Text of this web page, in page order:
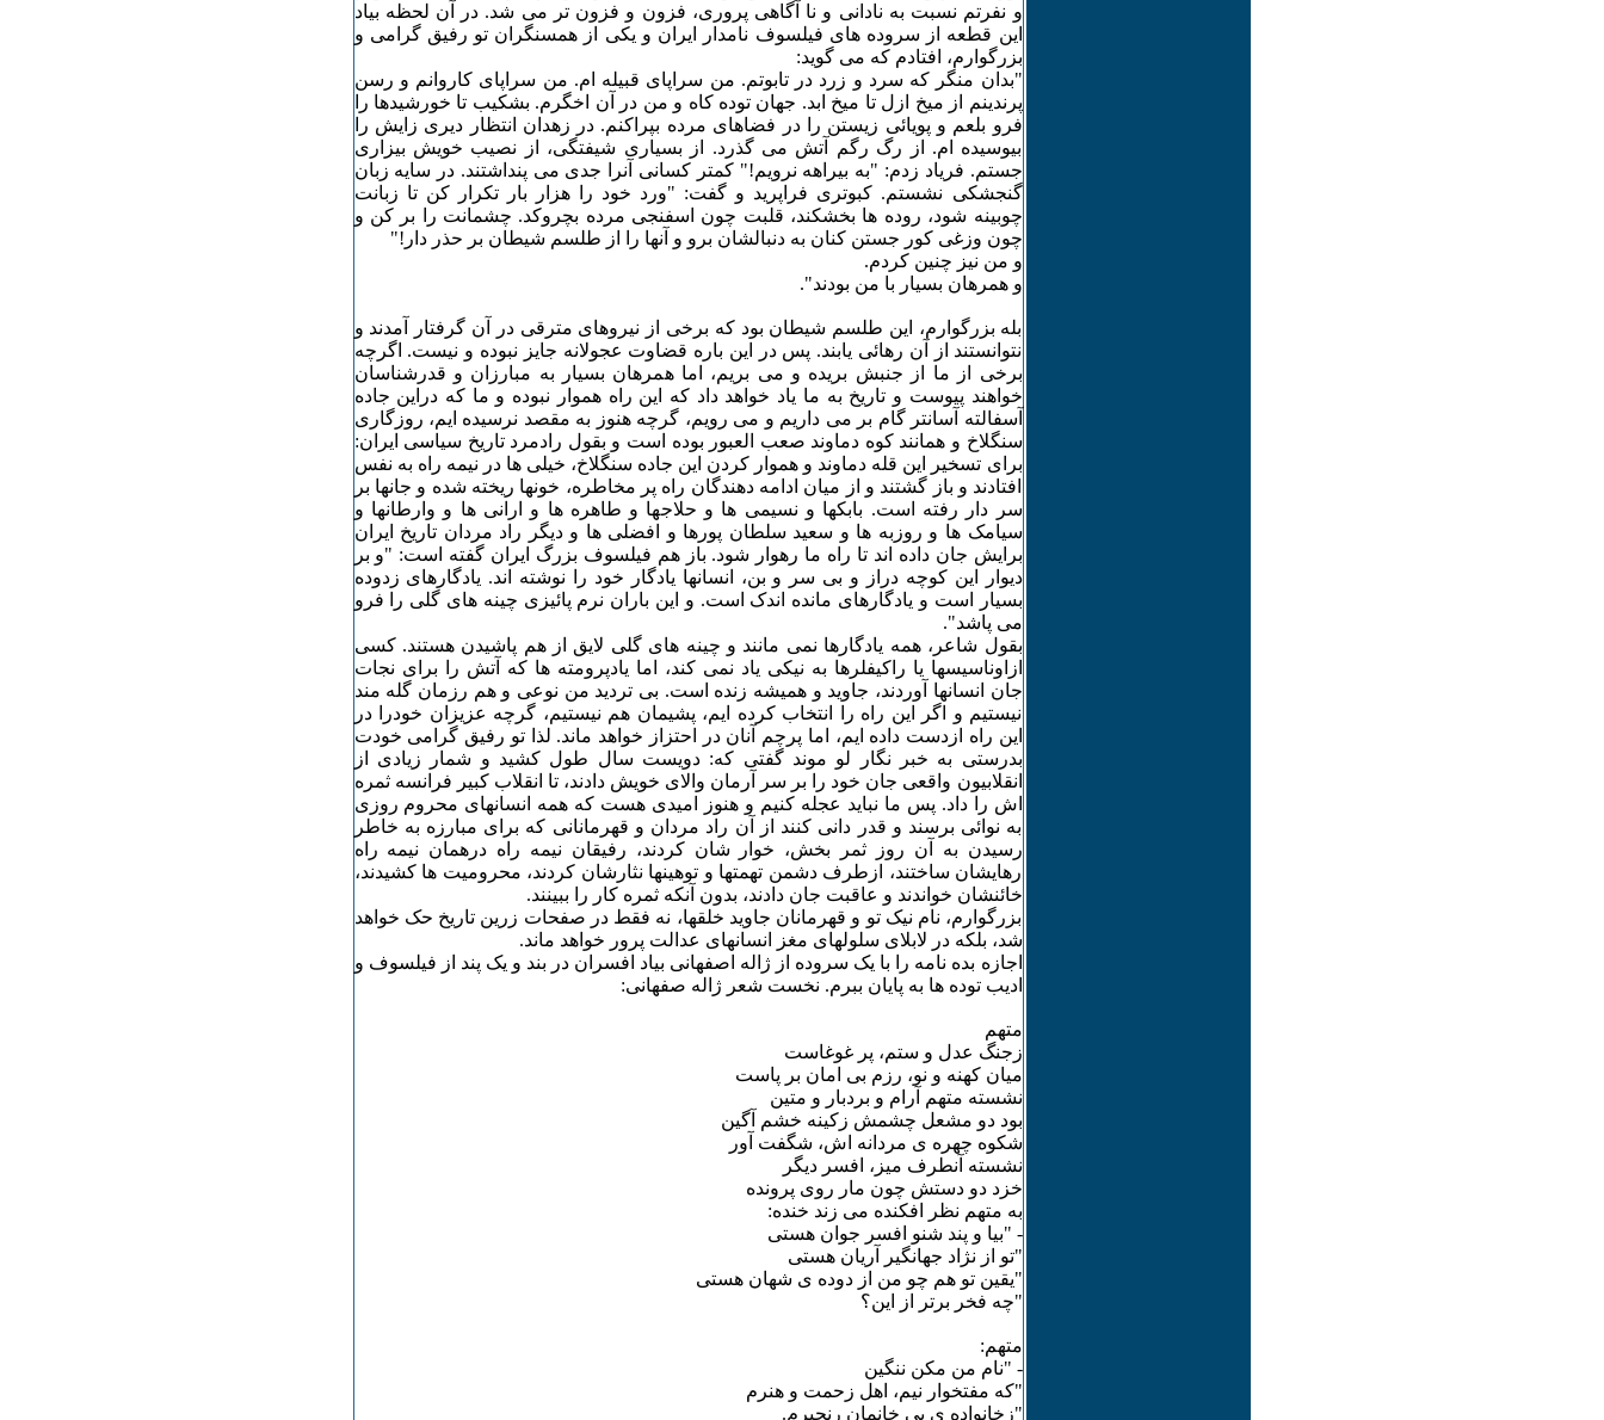
و نفرتم نسبت به نادانی و نا آگاهی پروری، فزون و فزون تر می شد. در آن لحظه بیاد
این قطعه از سروده های فیلسوف نامدار ایران و یکی از همسنگران تو رفیق گرامی و
بزرگوارم، افتادم که می گوید:
"بدان منگر که سرد و زرد در تابوتم. من سراپای قبیله ام. من سراپای کاروانم و رسن
پرندینم از میخ ازل تا میخ ابد. جهان توده کاه و من در آن اخگرم. بشکیب تا خورشیدها را
فرو بلعم و پویائی زیستن را در فضاهای مرده بپراکنم. در زهدان انتظار دیری زایش را
بیوسیده ام. از رگ رگم آتش می گذرد. از بسیاری شیفتگی، از نصیب خویش بیزاری
جستم. فریاد زدم: "به بیراهه نرویم!" کمتر کسانی آنرا جدی می پنداشتند. در سایه زبان
گنجشکی نشستم. کبوتری فراپرید و گفت: "ورد خود را هزار بار تکرار کن تا زبانت
چوبینه شود، روده ها بخشکند، قلبت چون اسفنجی مرده بچروکد. چشمانت را بر کن و
چون وزغی کور جستن کنان به دنبالشان برو و آنها را از طلسم شیطان بر حذر دار!"
و من نیز چنین کردم.
و همرهان بسیار با من بودند".
بله بزرگوارم، این طلسم شیطان بود که برخی از نیروهای مترقی در آن گرفتار آمدند و
نتوانستند از آن رهائی یابند. پس در این باره قضاوت عجولانه جایز نبوده و نیست. اگرچه
برخی از ما از جنبش بریده و می بریم، اما همرهان بسیار به مبارزان و قدرشناسان
خواهند پیوست و تاریخ به ما یاد خواهد داد که این راه هموار نبوده و ما که دراین جاده
آسفالته آسانتر گام بر می داریم و می رویم، گرچه هنوز به مقصد نرسیده ایم، روزگاری
سنگلاخ و همانند کوه دماوند صعب العبور بوده است و بقول رادمرد تاریخ سیاسی ایران:
برای تسخیر این قله دماوند و هموار کردن این جاده سنگلاخ، خیلی ها در نیمه راه به نفس
افتادند و باز گشتند و از میان ادامه دهندگان راه پر مخاطره، خونها ریخته شده و جانها بر
سر دار رفته است. بابکها و نسیمی ها و حلاجها و طاهره ها و ارانی ها و وارطانها و
سیامک ها و روزبه ها و سعید سلطان پورها و افضلی ها و دیگر راد مردان تاریخ ایران
برایش جان داده اند تا راه ما رهوار شود. باز هم فیلسوف بزرگ ایران گفته است: "و بر
دیوار این کوچه دراز و بی سر و بن، انسانها یادگار خود را نوشته اند. یادگارهای زدوده
بسیار است و یادگارهای مانده اندک است. و این باران نرم پائیزی چینه های گلی را فرو
می پاشد".
بقول شاعر، همه یادگارها نمی مانند و چینه های گلی لایق از هم پاشیدن هستند. کسی
ازاوناسیسها یا راکیفلرها به نیکی یاد نمی کند، اما یادپرومته ها که آتش را برای نجات
جان انسانها آوردند، جاوید و همیشه زنده است. بی تردید من نوعی و هم رزمان گله مند
نیستیم و اگر این راه را انتخاب کرده ایم، پشیمان هم نیستیم، گرچه عزیزان خودرا در
این راه ازدست داده ایم، اما پرچم آنان در احتزاز خواهد ماند. لذا تو رفیق گرامی خودت
بدرستی به خبر نگار لو موند گفتی که: دویست سال طول کشید و شمار زیادی از
انقلابیون واقعی جان خود را بر سر آرمان والای خویش دادند، تا انقلاب کبیر فرانسه ثمره
اش را داد. پس ما نباید عجله کنیم و هنوز امیدی هست که همه انسانهای محروم روزی
به نوائی برسند و قدر دانی کنند از آن راد مردان و قهرمانانی که برای مبارزه به خاطر
رسیدن به آن روز ثمر بخش، خوار شان کردند، رفیقان نیمه راه درهمان نیمه راه
رهایشان ساختند، ازطرف دشمن تهمتها و توهینها نثارشان کردند، محرومیت ها کشیدند،
خائنشان خواندند و عاقبت جان دادند، بدون آنکه ثمره کار را ببینند.
بزرگوارم، نام نیک تو و قهرمانان جاوید خلقها، نه فقط در صفحات زرین تاریخ حک خواهد
شد، بلکه در لابلای سلولهای مغز انسانهای عدالت پرور خواهد ماند.
اجازه بده نامه را با یک سروده از ژاله اصفهانی بیاد افسران در بند و یک پند از فیلسوف و
ادیب توده ها به پایان ببرم. نخست شعر ژاله صفهانی:
متهم
زجنگ عدل و ستم، پر غوغاست
میان کهنه و نو، رزم بی امان بر پاست
نشسته متهم آرام و بردبار و متین
بود دو مشعل چشمش زکینه خشم آگین
شکوه چهره ی مردانه اش، شگفت آور
نشسته آنطرف میز، افسر دیگر
خزد دو دستش چون مار روی پرونده
به متهم نظر افکنده می زند خنده:
- "بیا و پند شنو افسر جوان هستی
"تو از نژاد جهانگیر آریان هستی
"یقین تو هم چو من از دوده ی شهان هستی
"چه فخر برتر از این؟
متهم:
- "نام من مکن ننگین
"که مفتخوار نیم، اهل زحمت و هنرم
"زخانواده ی بی خانمان رنجبرم.